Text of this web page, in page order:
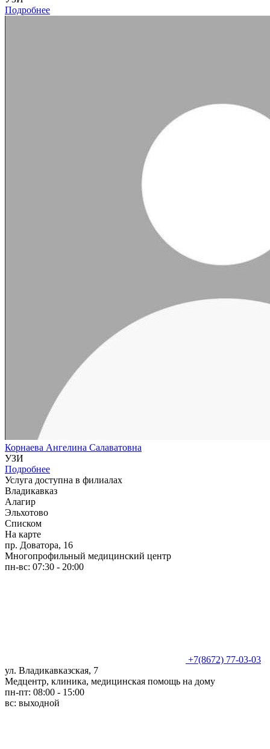
Подробнее
Корнаева Ангелина Салаватовна
УЗИ
Подробнее
Услуга доступна в филиалах
Владикавказ
Алагир
Эльхотово
Списком
На карте
пр. Доватора, 16
Многопрофильный медицинский центр
пн-вс: 07:30 - 20:00
+7(8672) 77-03-03
ул. Владикавказская, 7
Медцентр, клиника, медицинская помощь на дому
пн-пт: 08:00 - 15:00
вс: выходной